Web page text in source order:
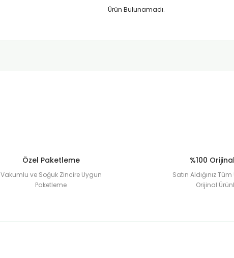
Ürün Bulunamadı.
Özel Paketleme
Vakumlu ve Soğuk Zincire Uygun
Paketleme
%100
Satın Aldığınız
Orijinal